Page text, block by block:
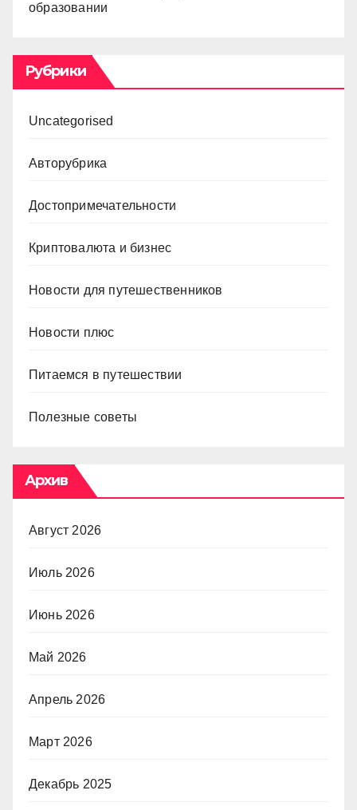
образовании
Рубрики
Uncategorised
Авторубрика
Достопримечательности
Криптовалюта и бизнес
Новости для путешественников
Новости плюс
Питаемся в путешествии
Полезные советы
Архив
Август 2026
Июль 2026
Июнь 2026
Май 2026
Апрель 2026
Март 2026
Декабрь 2025